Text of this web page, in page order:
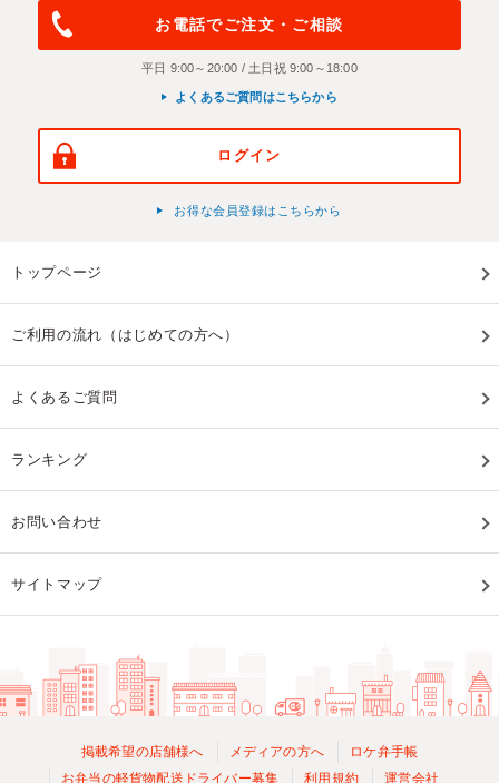
お電話でご注文・ご相談
平日 9:00～20:00 / 土日祝 9:00～18:00
よくあるご質問はこちらから
ログイン
お得な会員登録はこちらから
トップページ
ご利用の流れ（はじめての方へ）
よくあるご質問
ランキング
お問い合わせ
サイトマップ
掲載希望の店舗様へ メディアの方へ
ロケ弁手帳
お弁当の軽貨物配送ドライバー募集
利用規約 運営会社